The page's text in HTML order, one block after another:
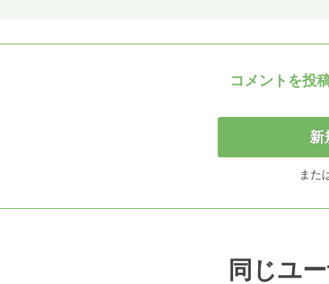
コメントを投
新
また
同じユ